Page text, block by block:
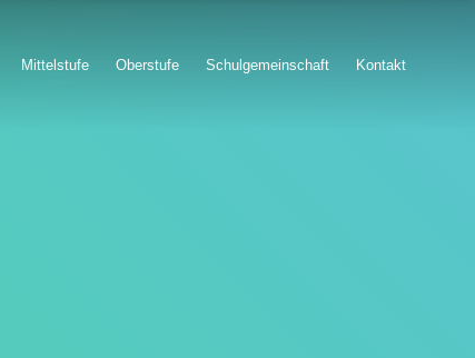
Mittelstufe Oberstufe Schulgemeinschaft Kontakt